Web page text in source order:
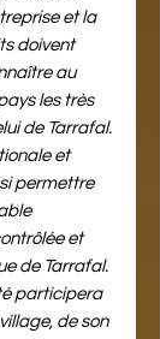
et la
doivent
au
les très
de Tarrafal.
et
permettre
et
de Tarrafal.
participera
de son